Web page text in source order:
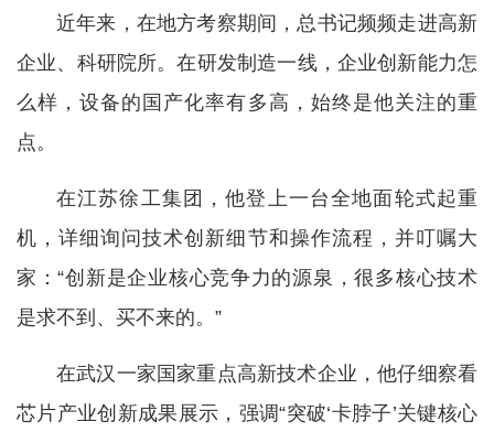
近年来，在地方考察期间，总书记频频走进高新
企业、科研院所。在研发制造一线，企业创新能力怎
么样，设备的国产化率有多高，始终是他关注的重
点。
在江苏徐工集团，他登上一台全地面轮式起重
机，详细询问技术创新细节和操作流程，并叮嘱大
家：“创新是企业核心竞争力的源泉，很多核心技术
是求不到、买不来的。”
在武汉一家国家重点高新技术企业，他仔细察看
芯片产业创新成果展示，强调“突破‘卡脖子’关键核心